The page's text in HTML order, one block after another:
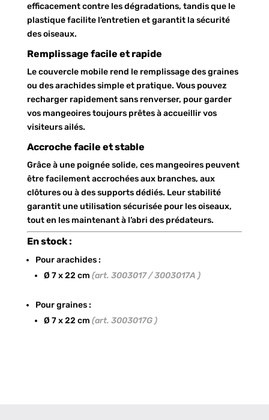
efficacement contre les dégradations, tandis que le
plastique facilite l’entretien et garantit la sécurité
des oiseaux.
Remplissage facile et rapide
Le couvercle mobile rend le remplissage des graines
ou des arachides simple et pratique. Vous pouvez
recharger rapidement sans renverser, pour garder
vos mangeoires toujours prêtes à accueillir vos
visiteurs ailés.
Accroche facile et stable
Grâce à une poignée solide, ces mangeoires peuvent
être facilement accrochées aux branches, aux
clôtures ou à des supports dédiés. Leur stabilité
garantit une utilisation sécurisée pour les oiseaux,
tout en les maintenant à l’abri des prédateurs.
En stock :
Pour arachides :
Ø 7 x 22 cm (art. 3003017 / 3003017A )
Pour graines :
Ø 7 x 22 cm (art. 3003017G )